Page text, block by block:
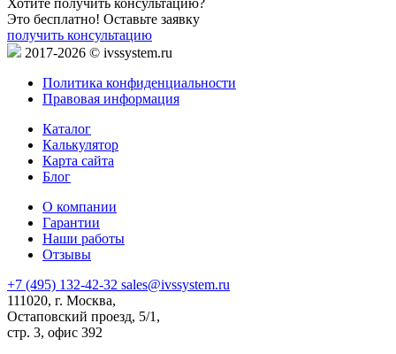
Хотите получить консультацию?
Это бесплатно! Оставьте заявку
получить консультацию
2017-2026 © ivssystem.ru
Политика конфиденциальности
Правовая информация
Каталог
Калькулятор
Карта сайта
Блог
О компании
Гарантии
Наши работы
Отзывы
+7 (495) 132-42-32 sales@ivssystem.ru
111020, г. Москва,
Остаповский проезд, 5/1,
стр. 3, офис 392